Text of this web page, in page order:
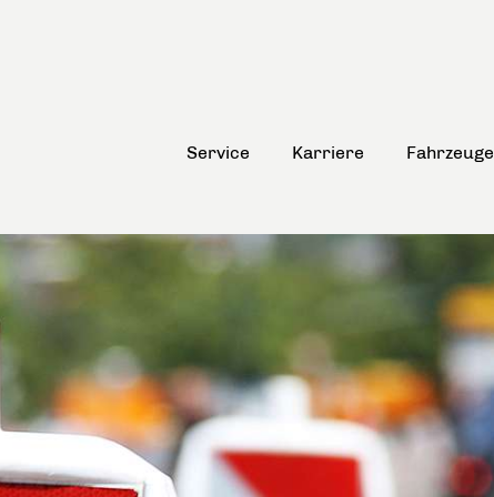
Service Karriere Fahrzeuge